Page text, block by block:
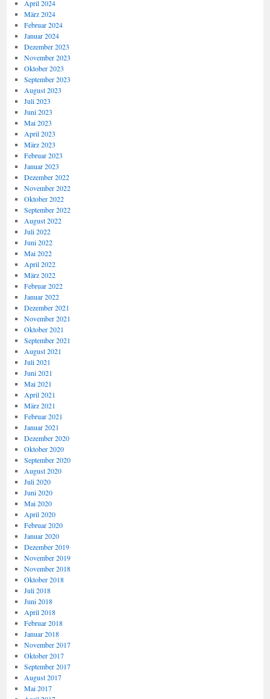
April 2024
März 2024
Februar 2024
Januar 2024
Dezember 2023
November 2023
Oktober 2023
September 2023
August 2023
Juli 2023
Juni 2023
Mai 2023
April 2023
März 2023
Februar 2023
Januar 2023
Dezember 2022
November 2022
Oktober 2022
September 2022
August 2022
Juli 2022
Juni 2022
Mai 2022
April 2022
März 2022
Februar 2022
Januar 2022
Dezember 2021
November 2021
Oktober 2021
September 2021
August 2021
Juli 2021
Juni 2021
Mai 2021
April 2021
März 2021
Februar 2021
Januar 2021
Dezember 2020
Oktober 2020
September 2020
August 2020
Juli 2020
Juni 2020
Mai 2020
April 2020
Februar 2020
Januar 2020
Dezember 2019
November 2019
November 2018
Oktober 2018
Juli 2018
Juni 2018
April 2018
Februar 2018
Januar 2018
November 2017
Oktober 2017
September 2017
August 2017
Mai 2017